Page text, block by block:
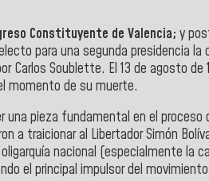
Constituyente de Valencia; y
para una segunda presidencia la
Carlos Soublette. El 13 de agosto de
momento de su muerte.
pieza fundamental en el proceso
a traicionar al Libertador Simón
nacional (especialmente la
el principal impulsor del